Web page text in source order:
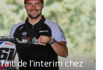
de l’interim chez